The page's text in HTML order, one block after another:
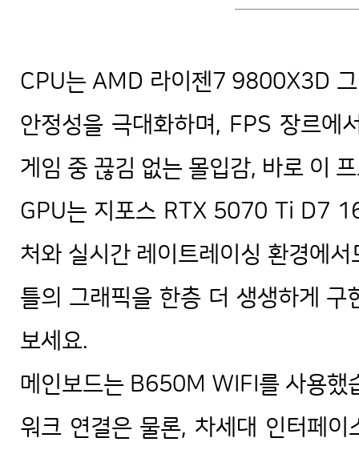
CPU는 AMD 라이젠7 9800X3D 그
안정성을 극대화하며, FPS 장르에
게임 중 끊김 없는 몰입감, 바로 이
GPU는 지포스 RTX 5070 Ti D7
처와 실시간 레이트레이싱 환경에
틀의 그래픽을 한층 더 생생하게 구
보세요.
메인보드는 B650M WIFI를 사용했
워크 연결은 물론, 차세대 인터페